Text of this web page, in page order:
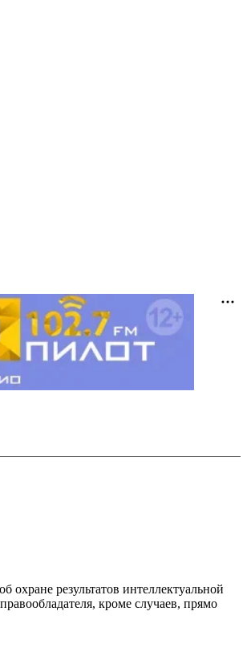
результатов интеллектуальной
кроме случаев, прямо